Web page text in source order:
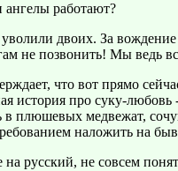
ангелы работают?
двоих. За
не позвонить! Мы ведь
что вот прямо
история про суку-
плюшевых медвежат,
наложить на
русский, не совсем